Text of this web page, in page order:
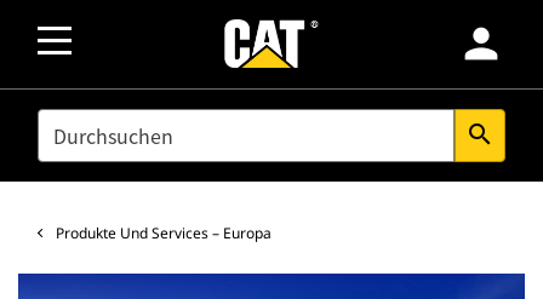
person
SEARCH search
Produkte Und Services – Europa